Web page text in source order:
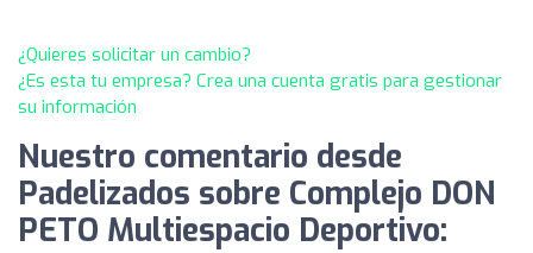
¿Quieres solicitar un cambio?
¿Es esta tu empresa? Crea una cuenta gratis para gestionar
su información
Nuestro comentario desde
Padelizados sobre Complejo DON
PETO Multiespacio Deportivo: